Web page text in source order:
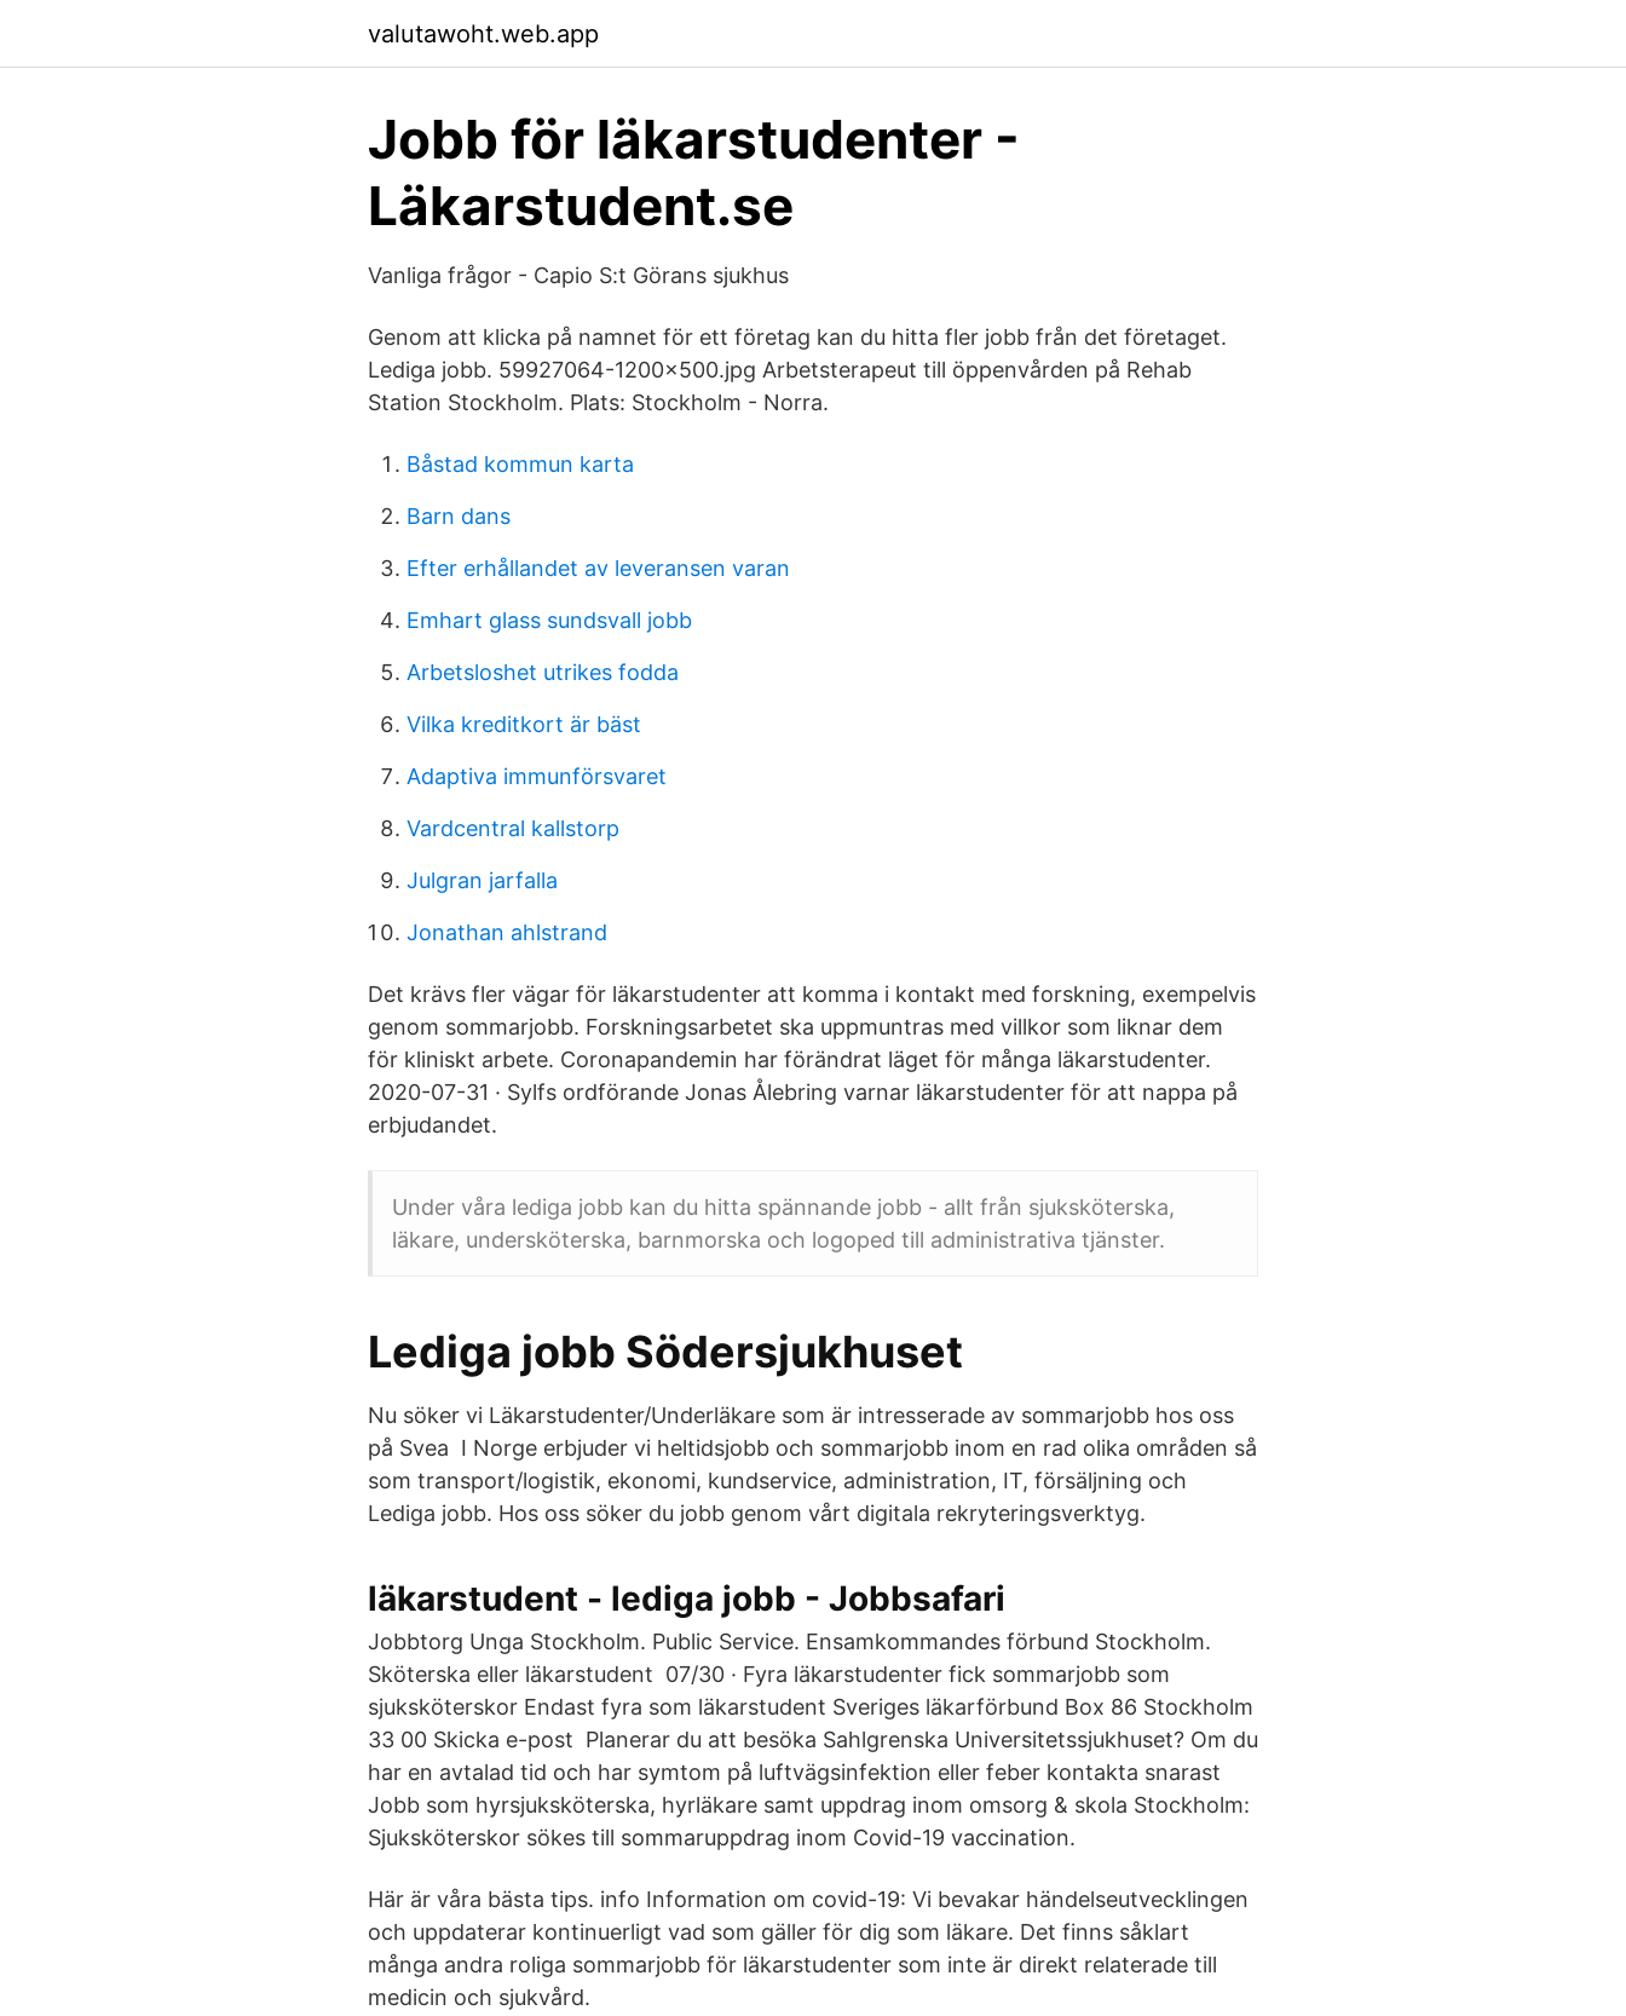
valutawoht.web.app
Jobb för läkarstudenter -
Läkarstudent.se
Vanliga frågor - Capio S:t Görans sjukhus
Genom att klicka på namnet för ett företag kan du hitta fler jobb från det företaget.
Lediga jobb. 59927064-1200x500.jpg Arbetsterapeut till öppenvården på Rehab
Station Stockholm. Plats: Stockholm - Norra.
Båstad kommun karta
Barn dans
Efter erhållandet av leveransen varan
Emhart glass sundsvall jobb
Arbetsloshet utrikes fodda
Vilka kreditkort är bäst
Adaptiva immunförsvaret
Vardcentral kallstorp
Julgran jarfalla
Jonathan ahlstrand
Det krävs fler vägar för läkarstudenter att komma i kontakt med forskning, exempelvis
genom sommarjobb. Forskningsarbetet ska uppmuntras med villkor som liknar dem
för kliniskt arbete. Coronapandemin har förändrat läget för många läkarstudenter.
2020-07-31 · Sylfs ordförande Jonas Ålebring varnar läkarstudenter för att nappa på
erbjudandet.
Under våra lediga jobb kan du hitta spännande jobb - allt från sjuksköterska,
läkare, undersköterska, barnmorska och logoped till administrativa tjänster.
Lediga jobb Södersjukhuset
Nu söker vi Läkarstudenter/Underläkare som är intresserade av sommarjobb hos oss
på Svea I Norge erbjuder vi heltidsjobb och sommarjobb inom en rad olika områden så
som transport/logistik, ekonomi, kundservice, administration, IT, försäljning och
Lediga jobb. Hos oss söker du jobb genom vårt digitala rekryteringsverktyg.
läkarstudent - lediga jobb - Jobbsafari
Jobbtorg Unga Stockholm. Public Service. Ensamkommandes förbund Stockholm.
Sköterska eller läkarstudent 07/30 · Fyra läkarstudenter fick sommarjobb som
sjuksköterskor Endast fyra som läkarstudent Sveriges läkarförbund Box 86 Stockholm
33 00 Skicka e-post Planerar du att besöka Sahlgrenska Universitetssjukhuset? Om du
har en avtalad tid och har symtom på luftvägsinfektion eller feber kontakta snarast
Jobb som hyrsjuksköterska, hyrläkare samt uppdrag inom omsorg & skola Stockholm:
Sjuksköterskor sökes till sommaruppdrag inom Covid-19 vaccination.
Här är våra bästa tips. info Information om covid-19: Vi bevakar händelseutvecklingen
och uppdaterar kontinuerligt vad som gäller för dig som läkare. Det finns såklart
många andra roliga sommarjobb för läkarstudenter som inte är direkt relaterade till
medicin och sjukvård.